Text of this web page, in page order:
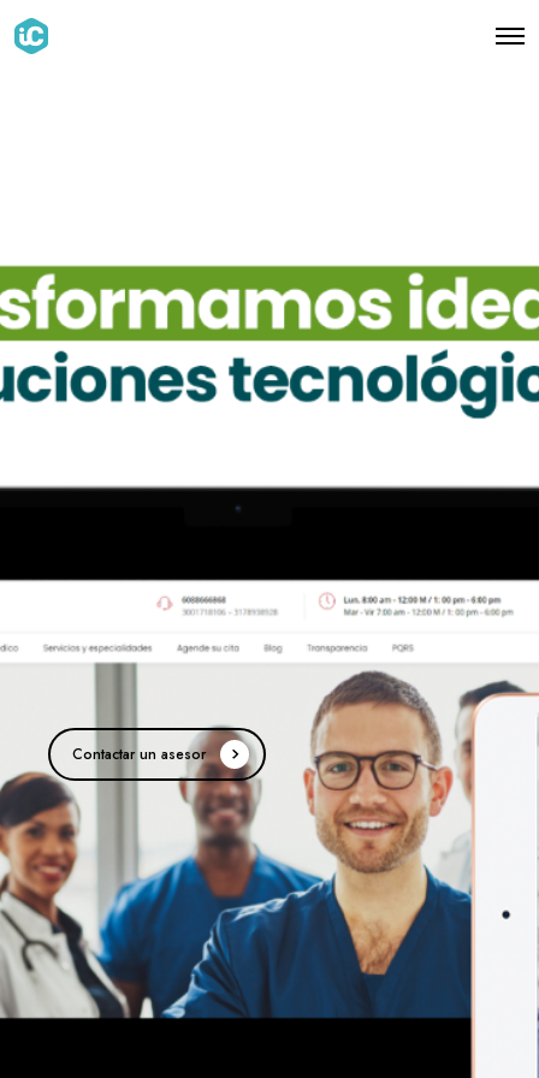
Contactar un asesor